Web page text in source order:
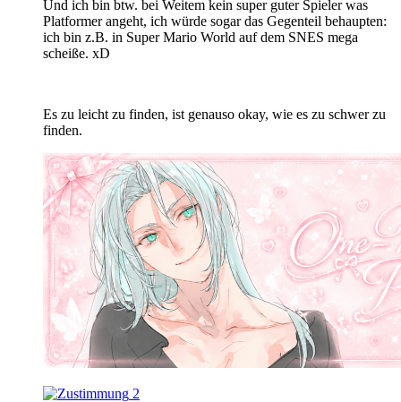
Und ich bin btw. bei Weitem kein super guter Spieler was
Platformer angeht, ich würde sogar das Gegenteil behaupten:
ich bin z.B. in Super Mario World auf dem SNES mega
scheiße. xD
Es zu leicht zu finden, ist genauso okay, wie es zu schwer zu
finden.
2